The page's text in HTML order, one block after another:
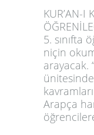
KUR’AN-I
5. sınıfta
niçin
arayacak.
ünitesinde
Arapça